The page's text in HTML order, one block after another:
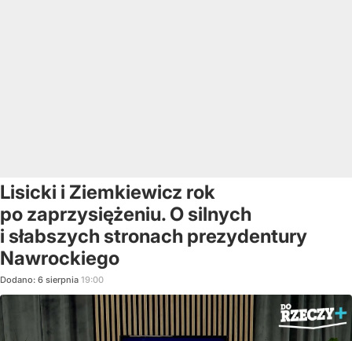
Lisicki i Ziemkiewicz rok
po zaprzysiężeniu. O silnych
i słabszych stronach prezydentury
Nawrockiego
Dodano: 6 sierpnia 19:00